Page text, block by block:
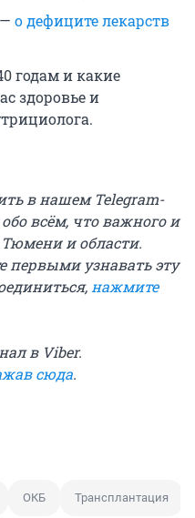
о дефиците лекарств
годам и какие
здоровье и
в нашем Telegram-
всём, что важного и
Тюмени и области.
первыми узнавать эту
нажмите
в Viber.
сюда.
ОКБ Трансплантация